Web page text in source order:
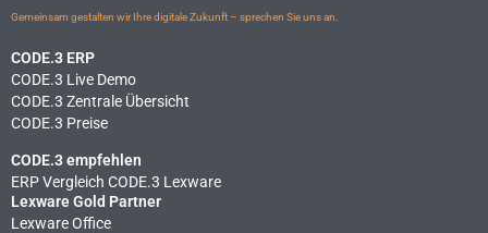
Gemeinsam gestalten wir Ihre digitale Zukunft – sprechen Sie uns an.
CODE.3 ERP
CODE.3 Live Demo
CODE.3 Zentrale Übersicht
CODE.3 Preise
CODE.3 empfehlen
ERP Vergleich CODE.3 Lexware
Lexware Gold Partner
Lexware Office